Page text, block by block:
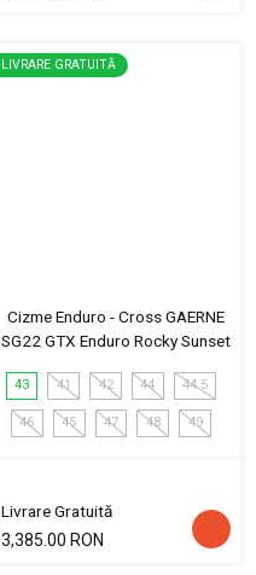
LIVRARE GRATUITĂ
Cizme Enduro - Cross GAERNE
SG22 GTX Enduro Rocky Sunset
43 41 42 44 44.5
46 45 47 48 49
Livrare Gratuită
3,385.00 RON